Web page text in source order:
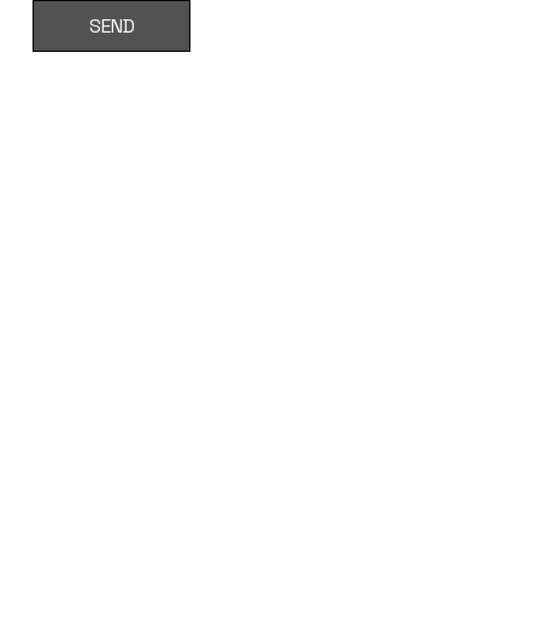
SEND